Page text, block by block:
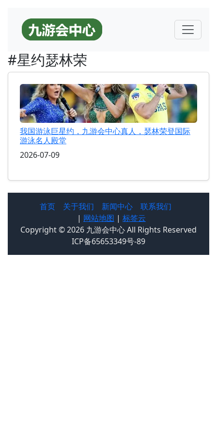
#星约瑟林荣
我国游泳巨星约，九游会中心真人，瑟林荣登国际
游泳名人殿堂
2026-07-09
首页 关于我们 新闻中心
联系我们
| 网站地图 | 标签云
Copyright © 2026 九游会中心 All Rights Reserved
ICP备65653349号-89